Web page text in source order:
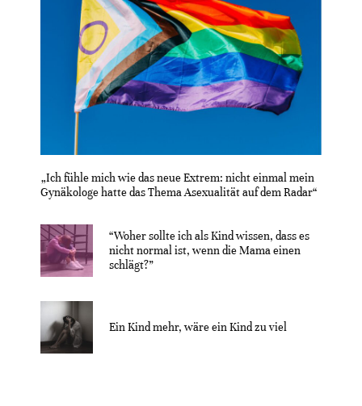
„Ich fühle mich wie das neue Extrem: nicht einmal mein
Gynäkologe hatte das Thema Asexualität auf dem Radar“
“Woher sollte ich als Kind wissen, dass es
nicht normal ist, wenn die Mama einen
schlägt?”
Ein Kind mehr, wäre ein Kind zu viel